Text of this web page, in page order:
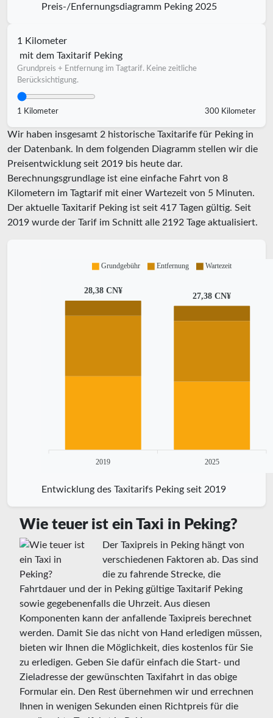
Preis-/Enfernungsdiagramm Peking 2025
1 Kilometer
mit dem Taxitarif Peking
Grundpreis + Entfernung im Tagtarif. Keine zeitliche
Berücksichtigung.
1 Kilometer 300 Kilometer
Wir haben insgesamt 2 historische Taxitarife für Peking in
der Datenbank. In dem folgenden Diagramm stellen wir die
Preisentwicklung seit 2019 bis heute dar.
Berechnungsgrundlage ist eine einfache Fahrt von 8
Kilometern im Tagtarif mit einer Wartezeit von 5 Minuten.
Der aktuelle Taxitarif Peking ist seit 417 Tagen gültig. Seit
2019 wurde der Tarif im Schnitt alle 2192 Tage aktualisiert.
28,38 CN¥
27,38 CN¥
2019 2025
Grundgebühr Entfernung Wartezeit
Entwicklung des Taxitarifs Peking seit 2019
Wie teuer ist ein Taxi in Peking?
Der Taxipreis in Peking hängt von
verschiedenen Faktoren ab. Das sind
die zu fahrende Strecke, die
Fahrtdauer und der in Peking gültige Taxitarif Peking
sowie gegebenenfalls die Uhrzeit. Aus diesen
Komponenten kann der anfallende Taxipreis berechnet
werden. Damit Sie das nicht von Hand erledigen müssen,
bieten wir Ihnen die Möglichkeit, dies kostenlos für Sie
zu erledigen. Geben Sie dafür einfach die Start- und
Zieladresse der gewünschten Taxifahrt in das obige
Formular ein. Den Rest übernehmen wir und errechnen
Ihnen in wenigen Sekunden einen Richtpreis für die